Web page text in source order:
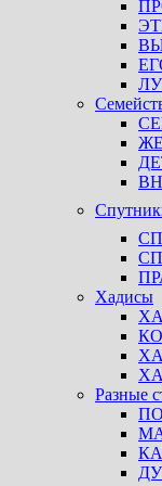
Хадисы
Разные